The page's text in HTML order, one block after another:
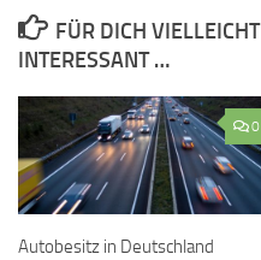
FÜR DICH
INTERESSANT …
0
Autobesitz in Deutschland